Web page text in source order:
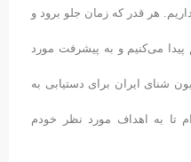
هر قدر که زمان جلو برود و
می‌کنیم و به پیشرفت مورد
شنای ایران برای دستیابی به
تا به اهداف مورد نظر خودم